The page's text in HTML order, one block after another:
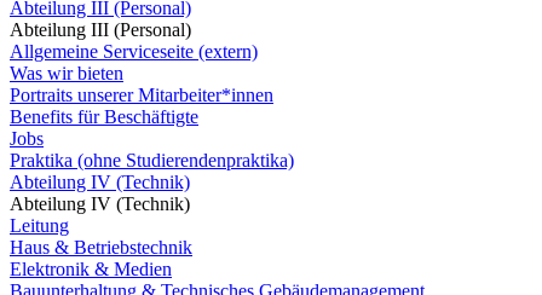
Abteilung III (Personal)
Abteilung III (Personal)
Allgemeine Serviceseite (extern)
Was wir bieten
Portraits unserer Mitarbeiter*innen
Benefits für Beschäftigte
Jobs
Praktika (ohne Studierendenpraktika)
Abteilung IV (Technik)
Abteilung IV (Technik)
Leitung
Haus & Betriebstechnik
Elektronik & Medien
Bauunterhaltung & Technisches Gebäudemanagement